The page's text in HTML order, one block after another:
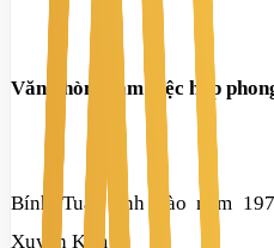
Văn phòng làm việc hợp
Bính Tuất sinh vào năm
Xuyến Kim